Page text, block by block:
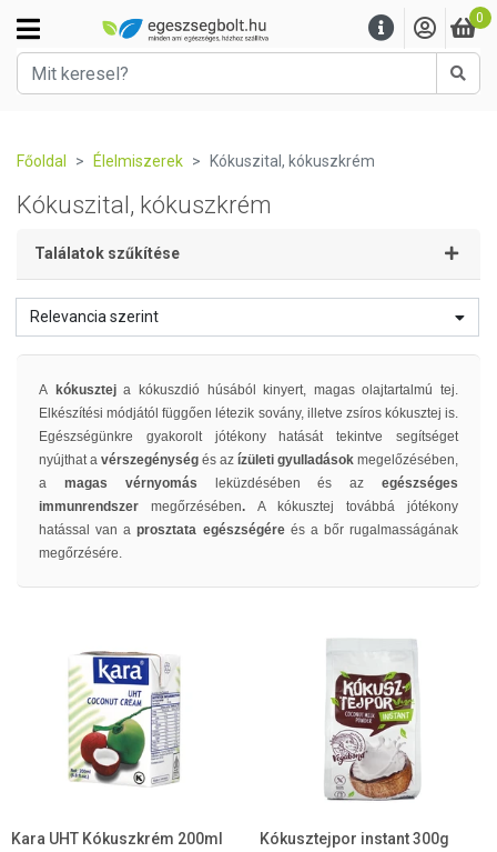
0
Főoldal Élelmiszerek Kókuszital, kókuszkrém
Kókuszital, kókuszkrém
Találatok szűkítése
Relevancia szerint
A kókuszteja kókuszdió húsából kinyert, magas olajtartalmú tej.
Elkészítési módjától függően létezik sovány, illetve zsíros kókusztej is.
Egészségünkre gyakorolt jótékony hatását tekintve segítséget
nyújthat a vérszegénység és az ízületi gyulladások megelőzésében,
a magas vérnyomás leküzdésében és azegészséges
immunrendszer megőrzésében. A kókusztej továbbá jótékony
hatással van aprosztata egészségére és a bőr rugalmasságának
megőrzésére.
Kara UHT Kókuszkrém 200ml
Kókusztejpor instant 300g